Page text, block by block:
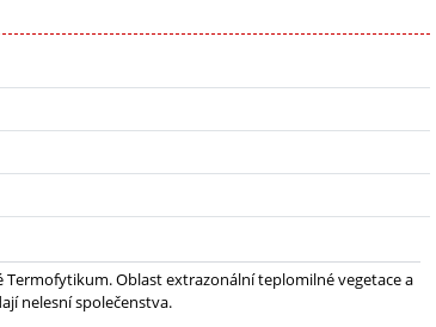
Termofytikum. Oblast extrazonální teplomilné vegetace a
nelesní společenstva.